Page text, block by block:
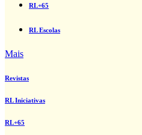
RL+65
RL Escolas
Mais
Revistas
RL Iniciativas
RL+65